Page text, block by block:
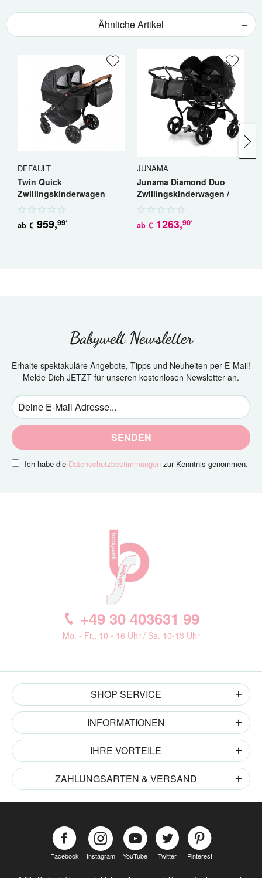
Ähnliche Artikel
DEFAULT
Twin Quick
Zwillingskinderwagen
Geschwisterwagen
ab € 959,99*
JUNAMA
Junama Diamond Duo
Zwillingskinderwagen /
Geschwisterwagen
ab € 1263,90*
Babywelt Newsletter
Erhalte spektakuläre Angebote, Tipps und Neuheiten per E-Mail!
Melde Dich JETZT für unseren kostenlosen Newsletter an.
SENDEN
Ich habe die Datenschutzbestimmungen zur Kenntnis genommen.
+49 30 403631 99
Mo. - Fr., 10 - 16 Uhr / Sa. 10-13 Uhr
SHOP SERVICE
INFORMATIONEN
IHRE VORTEILE
ZAHLUNGSARTEN & VERSAND
Facebook Instagram YouTube Twitter Pinterest